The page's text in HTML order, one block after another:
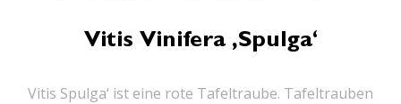
Vitis Vinifera ‚Spulga‘
Vitis Spulga‘ ist eine rote Tafeltraube. Tafeltrauben